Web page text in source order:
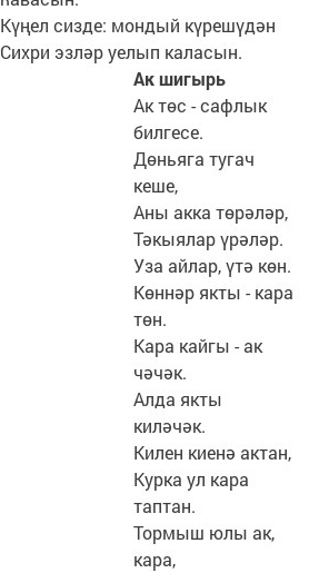
Күңел сизде: мондый күрешүдән
Сихри эзләр уелып каласын.
Ак шигырь
Ак төс - сафлык
билгесе.
Дөньяга тугач
кеше,
Аны акка төрәләр,
Тәкыялар үрәләр.
Уза айлар, үтә көн.
Көннәр якты - кара
төн.
Кара кайгы - ак
чәчәк.
Алда якты
киләчәк.
Килен киенә актан,
Курка ул кара
таптан.
Тормыш юлы ак,
кара,